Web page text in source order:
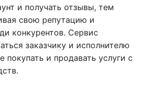
и получать отзывы, тем
свою репутацию и
конкурентов. Сервис
заказчику и исполнителю
покупать и продавать услуги с